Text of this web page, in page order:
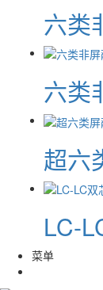
六类
六类
超六
LC-
菜单